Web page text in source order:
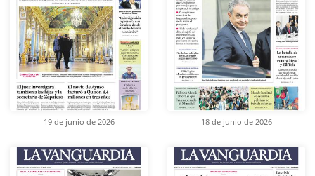
19 de junio de 2026 18 de junio de 2026